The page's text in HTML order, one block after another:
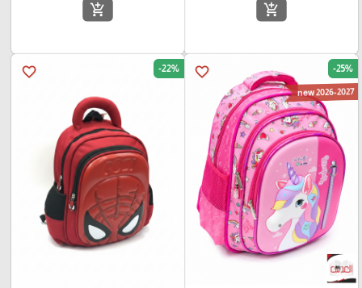
add_shopping_cart
add_shopping_cart
favorite_border -25%
new 2026-2027
favorite_border -22%